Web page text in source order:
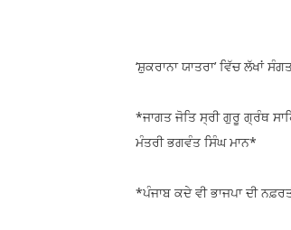
‘ਸ਼ੁਕਰਾਨਾ ਯਾਤਰਾ’ ਵਿੱਚ ਲੱਖਾਂ
*ਜਾਗਤ ਜੋਤਿ ਸ੍ਰੀ ਗੁਰੂ ਗ੍ਰੰਥ
ਮੰਤਰੀ ਭਗਵੰਤ ਸਿੰਘ ਮਾਨ*
*ਪੰਜਾਬ ਕਦੇ ਵੀ ਭਾਜਪਾ ਦੀ